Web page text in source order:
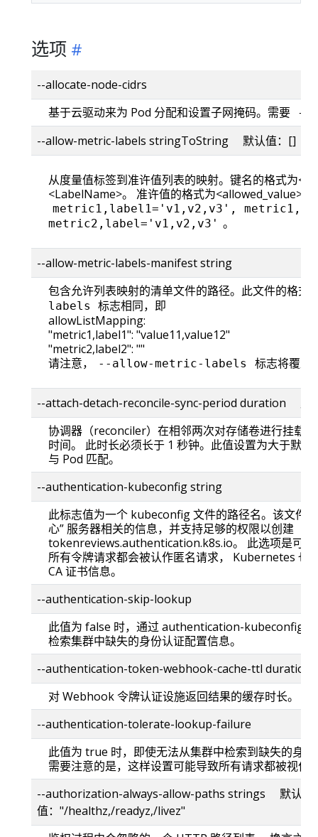
选项
--allocate-node-cidrs
基于云驱动来为 Pod 分配和设置子网掩码。需要
--
--allow-metric-labels stringToString 默认值：[]
从度量值标签到准许值列表的映射。键名的格式为
<LabelName>。 准许值的格式为
metric1,label1='v1,v2,v3',
metric2,label='v1,v2,v3' 。
--allow-metric-labels-manifest string
包含允许列表映射的清单文件的路径。此文件的格式
labels
标志相同，即
allowListMapping:
"metric1,label1": "value11,value12"
"metric2,label2": ""
请注意，
--allow-metric-labels 标志将覆盖
--attach-detach-reconcile-sync-period duration 默
协调器（reconciler）在相邻两次对存储卷进行挂载
时间。 此时长必须长于 1 秒钟。此值设置为大于默
与 Pod 匹配。
--authentication-kubeconfig string
此标志值为一个 kubeconfig 文件的路径名。该文件
心” 服务器相关的信息，并支持足够的权限以创建
tokenreviews.authentication.k8s.io。 此选项是可选
所有令牌请求都会被认作匿名请求， Kubernetes 也
CA 证书信息。
--authentication-skip-lookup
此值为 false 时，通过 authentication-kubeconfig
检索集群中缺失的身份认证配置信息。
--authentication-token-webhook-cache-ttl
对 Webhook 令牌认证设施返回结果的缓存时长。
--authentication-tolerate-lookup-failure
此值为 true 时，即使无法从集群中检索到缺失的身
需要注意的是，这样设置可能导致所有请求都被视作
--authorization-always-allow-paths strings 默认
值："/healthz,/readyz,/livez"